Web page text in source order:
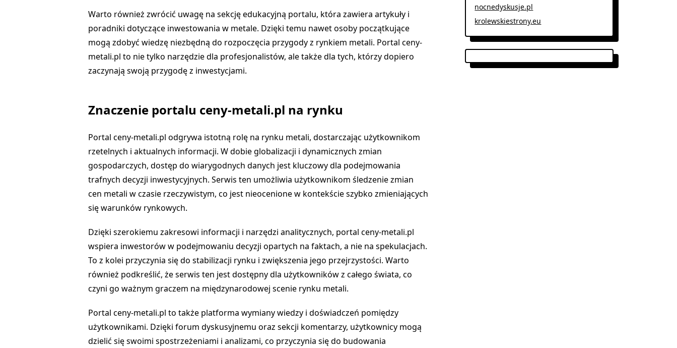
Warto również zwrócić uwagę na sekcję edukacyjną portalu, która zawiera artykuły i
poradniki dotyczące inwestowania w metale. Dzięki temu nawet osoby początkujące
mogą zdobyć wiedzę niezbędną do rozpoczęcia przygody z rynkiem metali. Portal ceny-
metali.pl to nie tylko narzędzie dla profesjonalistów, ale także dla tych, którzy dopiero
zaczynają swoją przygodę z inwestycjami.
Znaczenie portalu ceny-metali.pl na rynku
Portal ceny-metali.pl odgrywa istotną rolę na rynku metali, dostarczając użytkownikom
rzetelnych i aktualnych informacji. W dobie globalizacji i dynamicznych zmian
gospodarczych, dostęp do wiarygodnych danych jest kluczowy dla podejmowania
trafnych decyzji inwestycyjnych. Serwis ten umożliwia użytkownikom śledzenie zmian
cen metali w czasie rzeczywistym, co jest nieocenione w kontekście szybko zmieniających
się warunków rynkowych.
Dzięki szerokiemu zakresowi informacji i narzędzi analitycznych, portal ceny-metali.pl
wspiera inwestorów w podejmowaniu decyzji opartych na faktach, a nie na spekulacjach.
To z kolei przyczynia się do stabilizacji rynku i zwiększenia jego przejrzystości. Warto
również podkreślić, że serwis ten jest dostępny dla użytkowników z całego świata, co
czyni go ważnym graczem na międzynarodowej scenie rynku metali.
Portal ceny-metali.pl to także platforma wymiany wiedzy i doświadczeń pomiędzy
użytkownikami. Dzięki forum dyskusyjnemu oraz sekcji komentarzy, użytkownicy mogą
dzielić się swoimi spostrzeżeniami i analizami, co przyczynia się do budowania
nocnedyskusje.pl
krolewskiestrony.eu